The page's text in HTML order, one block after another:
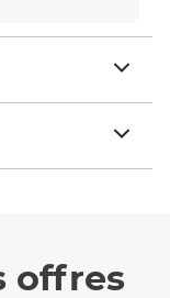
offres